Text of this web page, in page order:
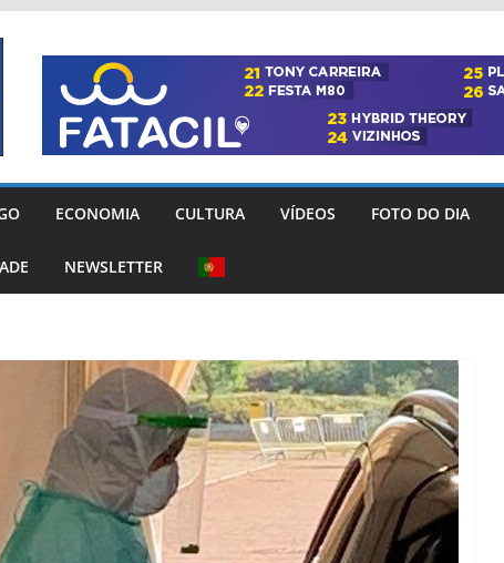
ECONOMIA CULTURA VÍDEOS FOTO DO DIA
NEWSLETTER